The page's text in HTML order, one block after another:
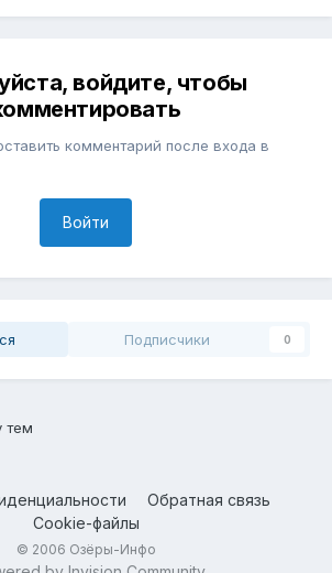
войдите, чтобы
комментарий после входа в
Войти
Подписчики 0
тем
Обратная связь
Cookie-файлы
© 2006 Озёры-Инфо